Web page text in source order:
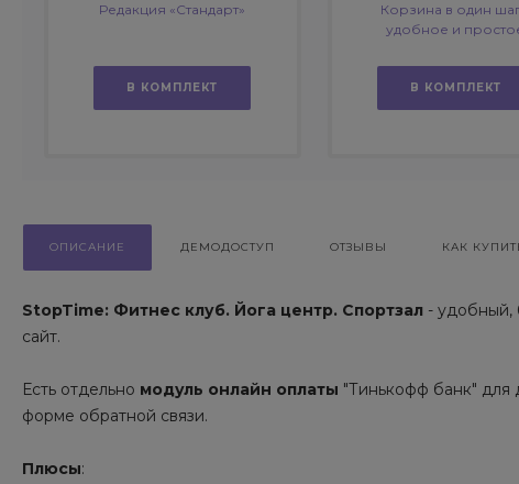
Редакция «Стандарт»
В КОМПЛЕКТ
Корзина в один
удобное и
интернет-
В КОМПЛЕКТ
ОПИСАНИЕ ДЕМОДОСТУП ОТЗЫВЫ КАК
StopTime: Фитнес клуб. Йога центр. Спортзал - удобный,
сайт.
Есть отдельно модуль онлайн оплаты "Тинькофф банк"
форме обратной связи.
Плюсы: